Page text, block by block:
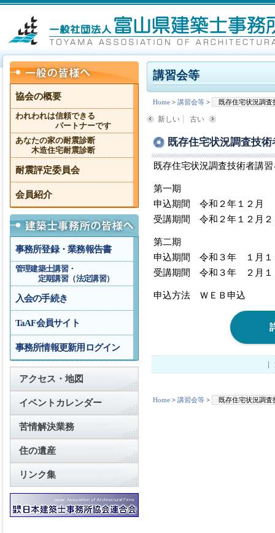
講習会等
Home > 講習会等 > 既存住宅状況調
新しい 古い
既存住宅状況調査技
既存住宅状況調査技術者講
第一期
申込期間 令和２年１２月
受講期間 令和２年１２月
第二期
申込期間 令和３年 １月１
受講期間 令和３年 ２月１
申込方法 ＷＥＢ申込
Home > 講習会等 > 既存住宅状況調
協会の概要
われわれは信頼できる
パートナーです
あなたの家の耐震診断
木造住宅耐震診断
耐震評定委員会
会員紹介
事務所登録・業務報告書
管理建築士講習・
定期講習（法定講習）
入会の手続き
TaAF会員サイト
事務所情報更新用ログイン
アクセス・地図
イベントカレンダー
苦情解決業務
住の遺産
リンク集